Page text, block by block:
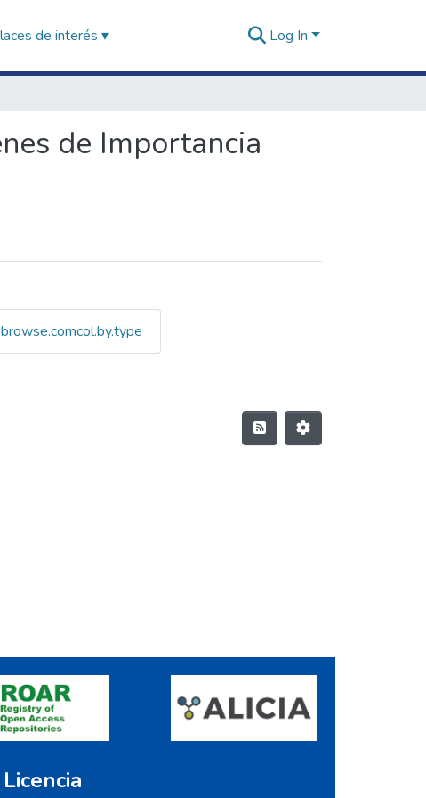
de interés ▾ Log In
de Importancia
browse.comcol.by.type
Licencia